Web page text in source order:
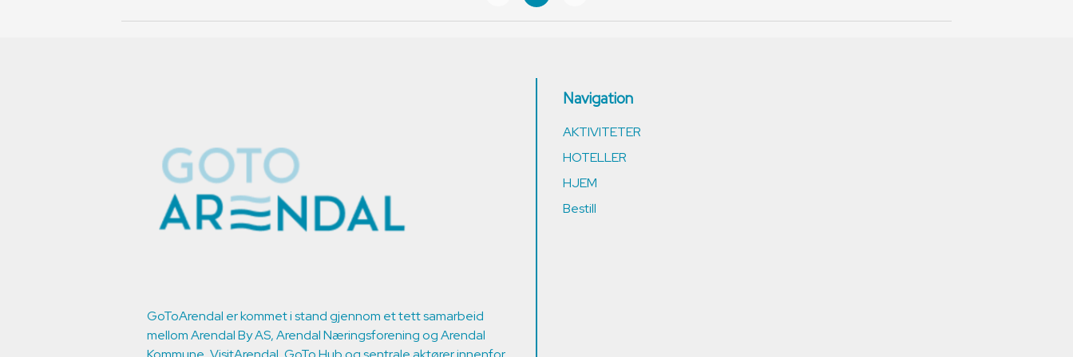
GoToArendal er kommet i stand gjennom et tett samarbeid
mellom Arendal By AS, Arendal Næringsforening og Arendal
Navigation
AKTIVITETER
HOTELLER
HJEM
Bestill